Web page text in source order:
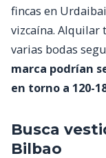
fincas en
vizcaína. Alquilar
varias bodas
marca podrían
en torno a 120-
Busca
Bilbao